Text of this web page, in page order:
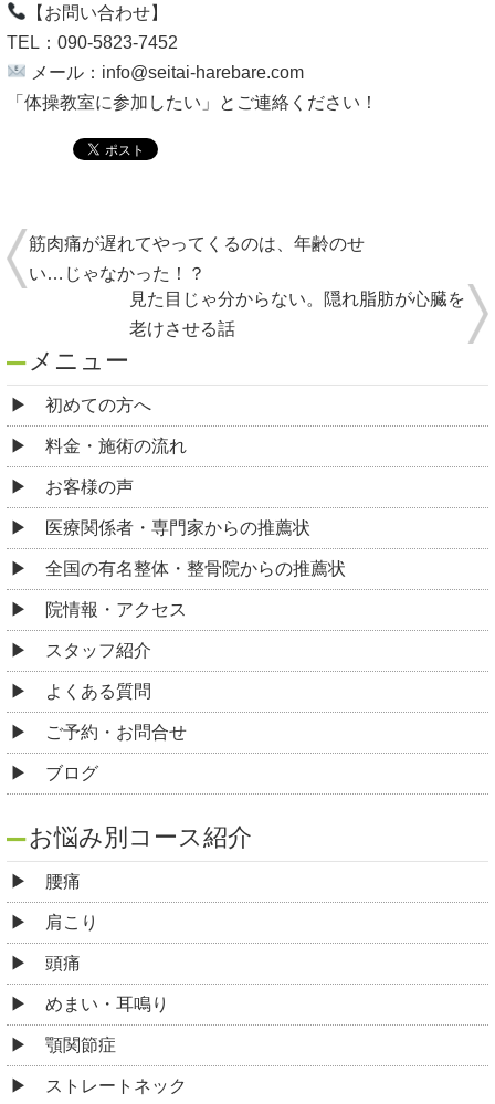
【お問い合わせ】
TEL：090-5823-7452
メール： info@seitai-harebare.com
「体操教室に参加したい」とご連絡ください！
筋肉痛が遅れてやってくるのは、年齢のせ
い…じゃなかった！？
見た目じゃ分からない。隠れ脂肪が心臓を
老けさせる話
メニュー
初めての方へ
料金・施術の流れ
お客様の声
医療関係者・専門家からの推薦状
全国の有名整体・整骨院からの推薦状
院情報・アクセス
スタッフ紹介
よくある質問
ご予約・お問合せ
ブログ
お悩み別コース紹介
腰痛
肩こり
頭痛
めまい・耳鳴り
顎関節症
ストレートネック